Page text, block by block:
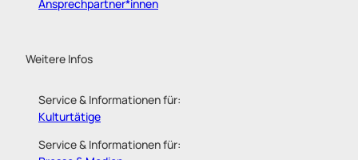
Ansprechpartner*innen
Weitere Infos
Service & Informationen für:
Kulturtätige
Service & Informationen für: